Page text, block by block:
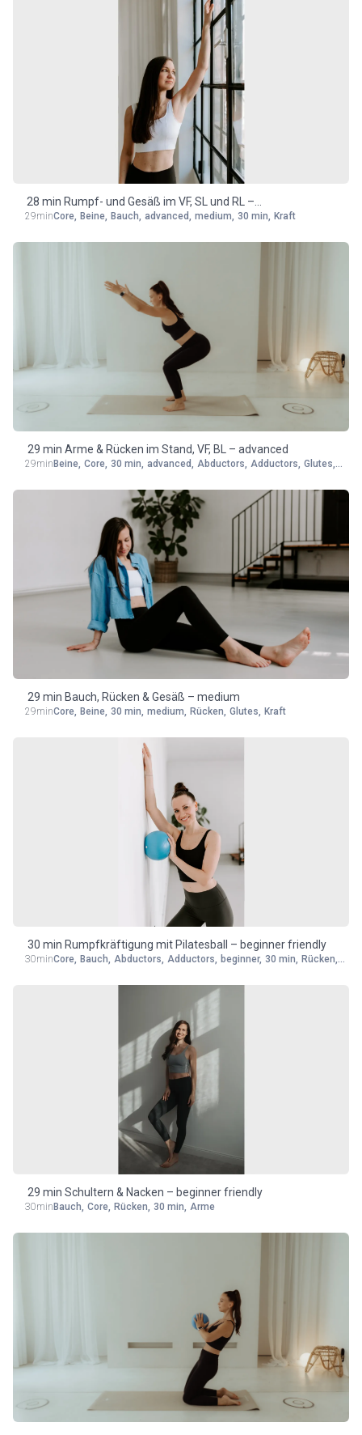
28 min Rumpf- und Gesäß im VF, SL und RL –
medium/advanced
29minCore, Beine, Bauch, advanced, medium, 30 min, Kraft
29 min Arme & Rücken im Stand, VF, BL – advanced
29min Beine, Core, 30 min, advanced, Abductors, Adductors, Glutes,
29 min Bauch, Rücken & Gesäß – medium
29minCore, Beine, 30 min, medium, Rücken, Glutes, Kraft
30 min Rumpfkräftigung mit Pilatesball – beginner friendly
30minCore, Bauch, Abductors, Adductors, beginner, 30 min, Rücken, Kraft
29 min Schultern & Nacken – beginner friendly
30min Bauch, Core, Rücken, 30 min, Arme